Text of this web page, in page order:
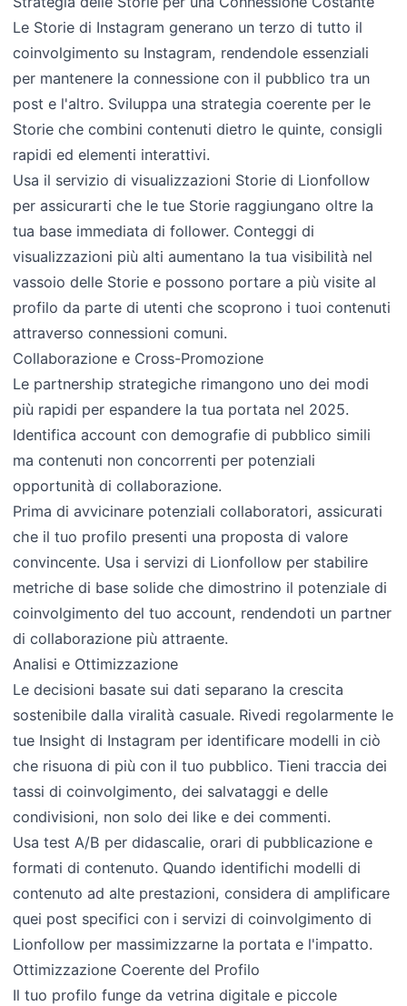
Le Storie di Instagram generano un terzo di tutto il
coinvolgimento su Instagram, rendendole essenziali
per mantenere la connessione con il pubblico tra un
post e l'altro. Sviluppa una strategia coerente per le
Storie che combini contenuti dietro le quinte, consigli
rapidi ed elementi interattivi.
Usa il servizio di visualizzazioni Storie di Lionfollow
per assicurarti che le tue Storie raggiungano oltre la
tua base immediata di follower. Conteggi di
visualizzazioni più alti aumentano la tua visibilità nel
vassoio delle Storie e possono portare a più visite al
profilo da parte di utenti che scoprono i tuoi contenuti
attraverso connessioni comuni.
Collaborazione e Cross-Promozione
Le partnership strategiche rimangono uno dei modi
più rapidi per espandere la tua portata nel 2025.
Identifica account con demografie di pubblico simili
ma contenuti non concorrenti per potenziali
opportunità di collaborazione.
Prima di avvicinare potenziali collaboratori, assicurati
che il tuo profilo presenti una proposta di valore
convincente. Usa i servizi di Lionfollow per stabilire
metriche di base solide che dimostrino il potenziale di
coinvolgimento del tuo account, rendendoti un partner
di collaborazione più attraente.
Analisi e Ottimizzazione
Le decisioni basate sui dati separano la crescita
sostenibile dalla viralità casuale. Rivedi regolarmente le
tue Insight di Instagram per identificare modelli in ciò
che risuona di più con il tuo pubblico. Tieni traccia dei
tassi di coinvolgimento, dei salvataggi e delle
condivisioni, non solo dei like e dei commenti.
Usa test A/B per didascalie, orari di pubblicazione e
formati di contenuto. Quando identifichi modelli di
contenuto ad alte prestazioni, considera di amplificare
quei post specifici con i servizi di coinvolgimento di
Lionfollow per massimizzarne la portata e l'impatto.
Ottimizzazione Coerente del Profilo
Il tuo profilo funge da vetrina digitale e piccole